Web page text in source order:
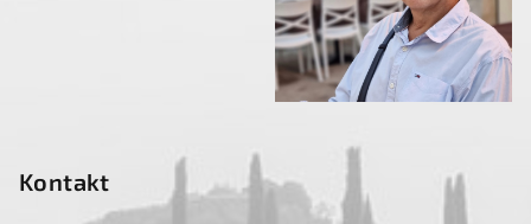
Kontakt